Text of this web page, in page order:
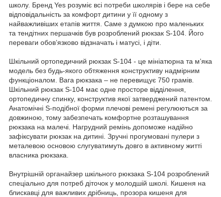
школу. Бренд Yes розуміє всі потреби школярів і бере на себе
відповідальність за комфорт дитини у її одному з
найважливіших етапів життя. Саме з думкою про маленьких
та тендітних першачків був розроблений рюкзак S-104. Його
переваги обов’язково відзначать і матусі, і діти.
Шкільний ортопедичний рюкзак S-104 - це мініатюрна та м’яка
модель без будь-якого обтяження конструктиву надмірним
функціоналом. Вага рюкзака – не перевищує 750 грамів.
Шкільний рюкзак S-104 має одне просторе відділення,
ортопедичну спинку, конструктив якої затверджений патентом.
Анатомічні S-подібної форми плечові ремені регулюються за
довжиною, тому забезпечать комфортне розташування
рюкзака на малечі. Нагрудний ремінь допоможе надійно
зафіксувати рюкзак на дитині. Зручні прогумовані пулери з
металевою основою слугуватимуть довго в активному житті
власника рюкзака.
Внутрішній органайзер шкільного рюкзака S-104 розроблений
спеціально для потреб діточок у молодшій школі. Кишеня на
блискавці для важливих дрібниць, прозора кишеня для